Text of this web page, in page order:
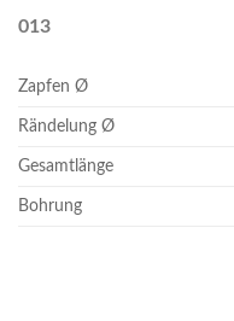
013
Zapfen Ø
Rändelung Ø
Gesamtlänge
Bohrung